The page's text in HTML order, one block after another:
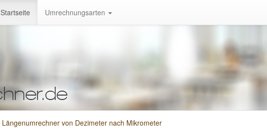
Startseite Umrechnungsarten
Längenumrechner von Dezimeter nach Mikrometer